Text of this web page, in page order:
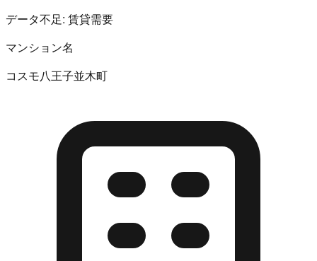
データ不足: 賃貸需要
マンション名
コスモ八王子並木町